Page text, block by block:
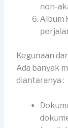
non-
Album
Kegunaan
Ada banyak
diantaranya :